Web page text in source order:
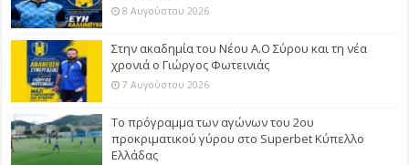
8 Αυγούστου 2026
Στην ακαδημία του Νέου Α.Ο Σύρου και τη νέα
χρονιά ο Γιώργος Φωτεινιάς
7 Αυγούστου 2026
Το πρόγραμμα των αγώνων του 2ου
προκριματικού γύρου στο Superbet Κύπελλο
Ελλάδας